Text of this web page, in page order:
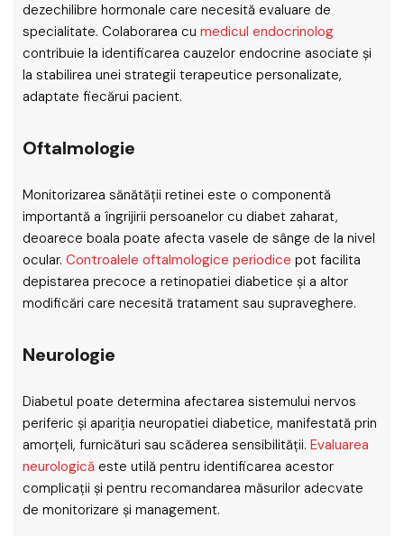
dezechilibre hormonale care necesită evaluare de
specialitate. Colaborarea cu medicul endocrinolog
contribuie la identificarea cauzelor endocrine asociate și
la stabilirea unei strategii terapeutice personalizate,
adaptate fiecărui pacient.
Oftalmologie
Monitorizarea sănătății retinei este o componentă
importantă a îngrijirii persoanelor cu diabet zaharat,
deoarece boala poate afecta vasele de sânge de la nivel
ocular. Controalele oftalmologice periodice pot facilita
depistarea precoce a retinopatiei diabetice și a altor
modificări care necesită tratament sau supraveghere.
Neurologie
Diabetul poate determina afectarea sistemului nervos
periferic și apariția neuropatiei diabetice, manifestată prin
amorțeli, furnicături sau scăderea sensibilității. Evaluarea
neurologică este utilă pentru identificarea acestor
complicații și pentru recomandarea măsurilor adecvate
de monitorizare și management.